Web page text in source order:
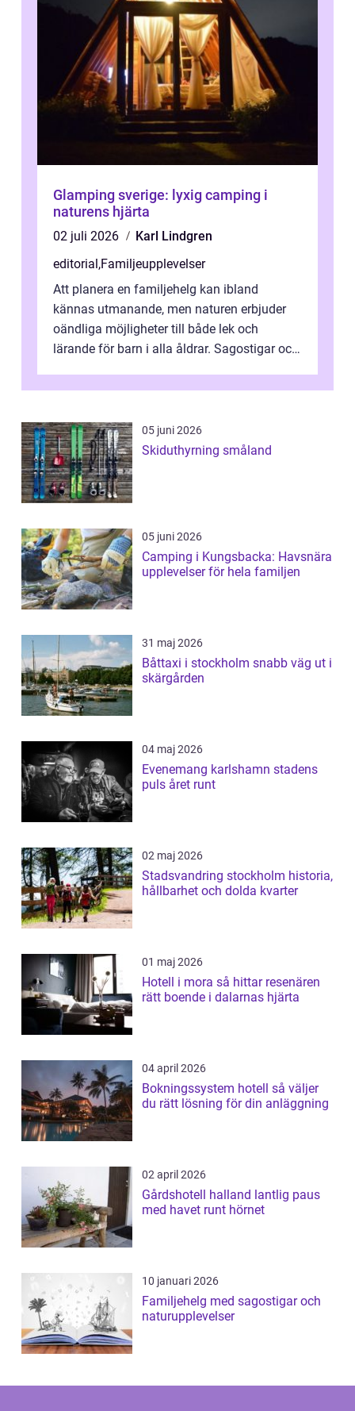
Glamping sverige: lyxig camping i
naturens hjärta
02 juli 2026
Karl Lindgren
editorial ,Familjeupplevelser
Att planera en familjehelg kan ibland
kännas utmanande, men naturen erbjuder
oändliga möjligheter till både lek och
lärande för barn i alla åldrar. Sagostigar och
05 juni 2026
Skiduthyrning småland
05 juni 2026
Camping i Kungsbacka: Havsnära
upplevelser för hela familjen
31 maj 2026
Båttaxi i stockholm snabb väg ut i
skärgården
04 maj 2026
Evenemang karlshamn stadens
puls året runt
02 maj 2026
Stadsvandring stockholm historia,
hållbarhet och dolda kvarter
01 maj 2026
Hotell i mora så hittar resenären
rätt boende i dalarnas hjärta
04 april 2026
Bokningssystem hotell så väljer
du rätt lösning för din anläggning
02 april 2026
Gårdshotell halland lantlig paus
med havet runt hörnet
10 januari 2026
Familjehelg med sagostigar och
naturupplevelser